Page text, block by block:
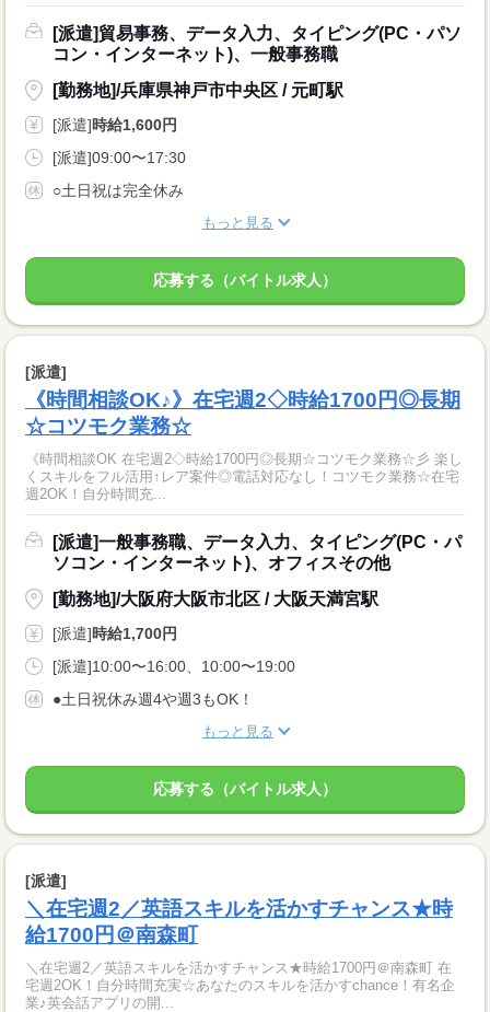
[派遣]貿易事務、データ入力、タイピング(PC・パソ
コン・インターネット)、一般事務職
[勤務地]/兵庫県神戸市中央区 / 元町駅
[派遣]時給1,600円
[派遣]09:00〜17:30
○土日祝は完全休み
もっと見る
応募する（バイトル求人）
[派遣]
《時間相談OK♪》在宅週2◇時給1700円◎長期
☆コツモク業務☆
《時間相談OK 在宅週2◇時給1700円◎長期☆コツモク業務☆彡 楽し
くスキルをフル活用↑レア案件◎電話対応なし！コツモク業務☆在宅
週2OK！自分時間充...
[派遣]一般事務職、データ入力、タイピング(PC・パ
ソコン・インターネット)、オフィスその他
[勤務地]/大阪府大阪市北区 / 大阪天満宮駅
[派遣]時給1,700円
[派遣]10:00〜16:00、10:00〜19:00
●土日祝休み週4や週3もOK！
もっと見る
応募する（バイトル求人）
[派遣]
＼在宅週2／英語スキルを活かすチャンス★時
給1700円＠南森町
＼在宅週2／英語スキルを活かすチャンス★時給1700円＠南森町 在
宅週2OK！自分時間充実☆あなたのスキルを活かすchance！有名企
業♪英会話アプリの開...